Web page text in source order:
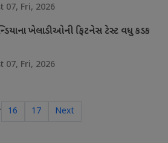
07, Fri, 2026
ખેલાડીઓની ફિટનેસ ટેસ્ટ વધુ કડક
07, Fri, 2026
16 17 Next